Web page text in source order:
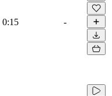
0:15 -